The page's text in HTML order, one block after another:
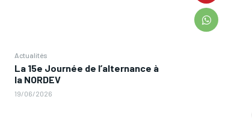
Actualités
La 15e Journée de l’alternance à
la NORDEV
19/06/2026